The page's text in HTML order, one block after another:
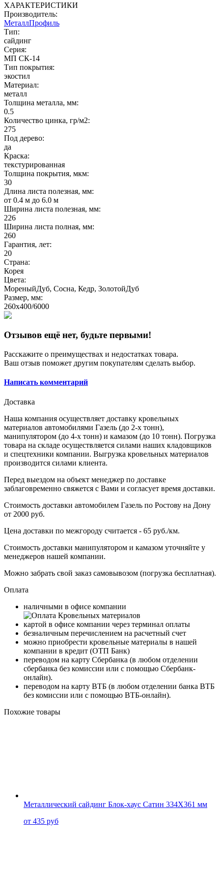
ХАРАКТЕРИСТИКИ
Производитель:
МеталлПрофиль
Тип:
сайдинг
Серия:
МП СК-14
Тип покрытия:
экостил
Материал:
металл
Толщина металла, мм:
0.5
Количество цинка, гр/м2:
275
Под дерево:
да
Краска:
текстурированная
Толщина покрытия, мкм:
30
Длина листа полезная, мм:
от 0.4 м до 6.0 м
Ширина листа полезная, мм:
226
Ширина листа полная, мм:
260
Гарантия, лет:
20
Страна:
Корея
Цвета:
МореныйДуб, Сосна, Кедр, ЗолотойДуб
Размер, мм:
260x400/6000
Отзывов ещё нет, будьте первыми!
Расскажите о преимуществах и недостатках товара.
Ваш отзыв поможет другим покупателям сделать выбор.
Написать комментарий
Доставка
Наша компания осуществляет доставку кровельных
материалов автомобилями Газель (до 2-х тонн),
манипулятором (до 4-х тонн) и камазом (до 10 тонн). Погрузка
товара на складе осуществляется силами наших кладовщиков
и спецтехники компании. Выгрузка кровельных материалов
производится силами клиента.
Перед выездом на объект менеджер по доставке
заблаговременно свяжется с Вами и согласует время доставки.
Стоимость доставки автомобилем Газель по Ростову на Дону
от 2000 руб.
Цена доставки по межгороду считается - 65 руб./км.
Стоимость доставки манипулятором и камазом уточняйте у
менеджеров нашей компании.
Можно забрать свой заказ самовывозом (погрузка бесплатная).
Оплата
наличными в офисе компании
картой в офисе компании через терминал оплаты
безналичным перечислением на расчетный счет
можно приобрести кровельные материалы в нашей
компании в кредит (ОТП Банк)
переводом на карту Сбербанка (в любом отделении
сбербанка без комиссии или с помощью Сбербанк-
онлайн).
переводом на карту ВТБ (в любом отделении банка ВТБ
без комиссии или с помощью ВТБ-онлайн).
Похожие товары
Металлический сайдинг Блок-хаус Сатин 334X361 мм
от 435 руб